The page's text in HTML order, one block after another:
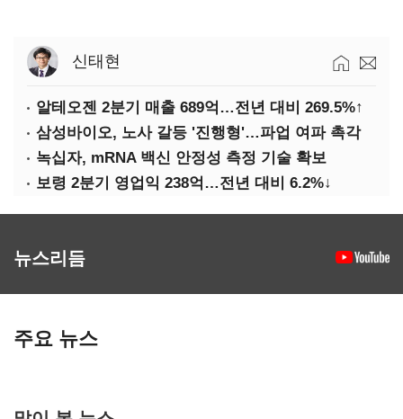
신태현
알테오젠 2분기 매출 689억…전년 대비 269.5%↑
삼성바이오, 노사 갈등 '진행형'…파업 여파 촉각
녹십자, mRNA 백신 안정성 측정 기술 확보
보령 2분기 영업익 238억…전년 대비 6.2%↓
뉴스리듬
주요 뉴스